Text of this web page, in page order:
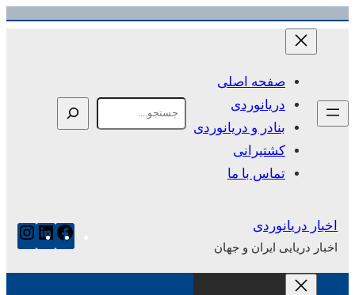
رفتن
صفحه اصلی
دریانوردی
بنادر و دریانوردی
کشتیرانی
تماس با ما
اخبار دریانوردی
اخبار دریایی ایران و جهان
فیس‌بوک